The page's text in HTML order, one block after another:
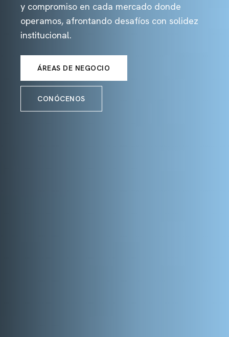
y compromiso en cada mercado donde
operamos, afrontando desafíos con solidez
institucional.
ÁREAS DE NEGOCIO
CONÓCENOS